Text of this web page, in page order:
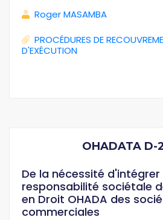
Roger MASAMBA
PROCÉDURES DE
D'EXÉCUTION
OHADATA D-
De la nécessité d'intégrer
responsabilité sociétale
en Droit OHADA des
commerciales